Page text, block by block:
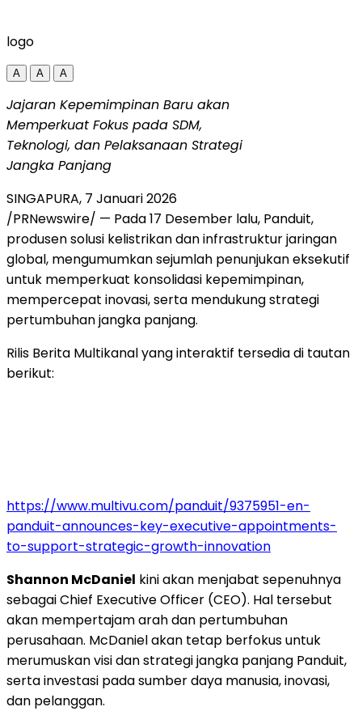
logo
A A A
Jajaran Kepemimpinan Baru akan
Memperkuat Fokus pada SDM,
Teknologi, dan Pelaksanaan Strategi
Jangka Panjang
SINGAPURA, 7 Januari 2026
/PRNewswire/ — Pada 17 Desember lalu, Panduit,
produsen solusi kelistrikan dan infrastruktur jaringan
global, mengumumkan sejumlah penunjukan eksekutif
untuk memperkuat konsolidasi kepemimpinan,
mempercepat inovasi, serta mendukung strategi
pertumbuhan jangka panjang.
Rilis Berita Multikanal yang interaktif tersedia di tautan
berikut:
https://www.multivu.com/panduit/9375951-en-
panduit-announces-key-executive-appointments-
to-support-strategic-growth-innovation
Shannon McDaniel kini akan menjabat sepenuhnya
sebagai Chief Executive Officer (CEO). Hal tersebut
akan mempertajam arah dan pertumbuhan
perusahaan. McDaniel akan tetap berfokus untuk
merumuskan visi dan strategi jangka panjang Panduit,
serta investasi pada sumber daya manusia, inovasi,
dan pelanggan.